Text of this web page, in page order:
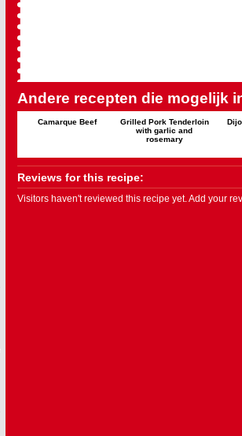
Andere recepten die mogelijk
Camarque Beef
Grilled Pork Tenderloin
with garlic and
rosemary
Reviews for this recipe:
Visitors haven't reviewed this recipe yet. Add your